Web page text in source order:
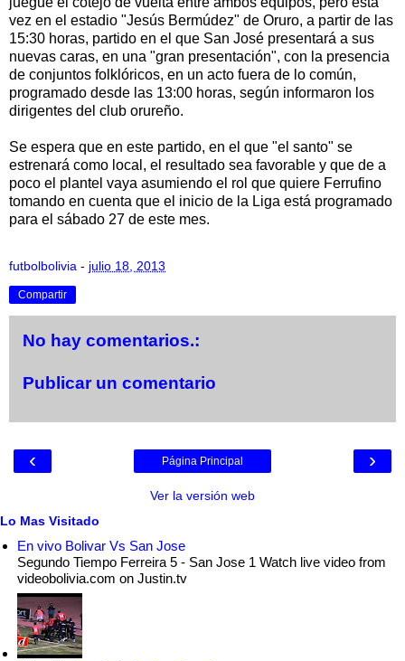
vez en el estadio "Jesús Bermúdez" de Oruro, a partir de las
15:30 horas, partido en el que San José presentará a sus
nuevas caras, en una "gran presentación", con la presencia
de conjuntos folklóricos, en un acto fuera de lo común,
programado desde las 13:00 horas, según informaron los
dirigentes del club orureño.
Se espera que en este partido, en el que "el santo" se
estrenará como local, el resultado sea favorable y que de a
poco el plantel vaya asumiendo el rol que quiere Ferrufino
tomando en cuenta que el inicio de la Liga está programado
para el sábado 27 de este mes.
futbolbolivia - julio 18, 2013
Compartir
No hay comentarios.:
Publicar un comentario
‹ ›
Página Principal
Ver la versión web
Lo Mas Visitado
En vivo Bolivar Vs San Jose
Segundo Tiempo Ferreira 5 - San Jose 1 Watch live video from
videobolivia.com on Justin.tv